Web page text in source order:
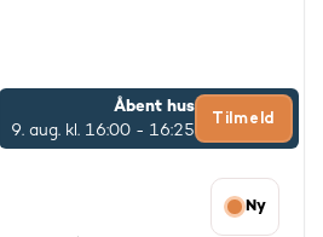
Åbent hus
9. aug. kl. 16:00 - 16:25
Tilmeld
Ny